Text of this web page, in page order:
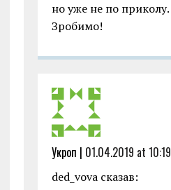
но уже не по приколу.
Зробимо!
Укроп | 01.04.2019 at 10:19
ded_vova сказав: